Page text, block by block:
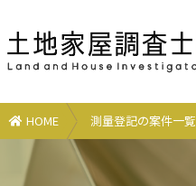
HOME 測量登記の案件一覧